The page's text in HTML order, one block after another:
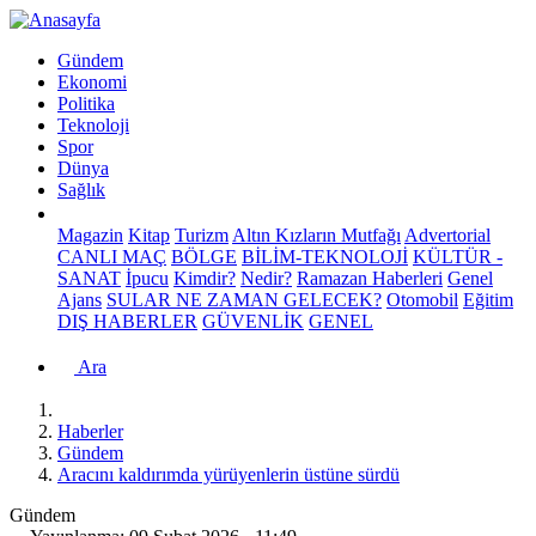
Gündem
Ekonomi
Politika
Teknoloji
Spor
Dünya
Sağlık
Magazin Kitap Turizm Altın Kızların Mutfağı Advertorial
CANLI MAÇ BÖLGE BİLİM-TEKNOLOJİ KÜLTÜR -
SANAT İpucu Kimdir? Nedir? Ramazan Haberleri Genel
Ajans SULAR NE ZAMAN GELECEK? Otomobil Eğitim
DIŞ HABERLER GÜVENLİK GENEL
Ara
Haberler
Gündem
Aracını kaldırımda yürüyenlerin üstüne sürdü
Gündem